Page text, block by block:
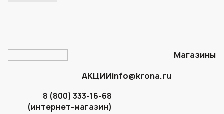
Магазины
АКЦИИinfo@krona.ru
8 (800) 333-16-68
(интернет-магазин)